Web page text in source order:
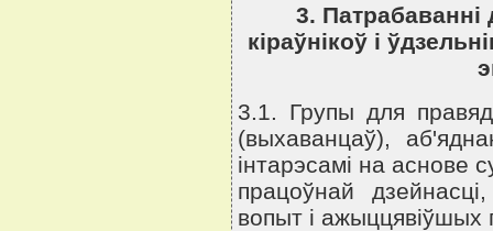
3. Патрабаваннi
кiраўнiкоў i
3.1. Групы для
(выхаванцаў),
iнтарэсамi на аснове
працоўнай
вопыт i ажыццявiўшых